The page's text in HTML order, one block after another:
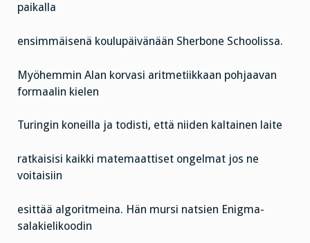
paikalla
ensimmäisenä koulupäivänään Sherbone Schoolissa.
Myöhemmin Alan korvasi aritmetiikkaan pohjaavan
formaalin kielen
Turingin koneilla ja todisti, että niiden kaltainen laite
ratkaisisi kaikki matemaattiset ongelmat jos ne
voitaisiin
esittää algoritmeina. Hän mursi natsien Enigma-
salakielikoodin